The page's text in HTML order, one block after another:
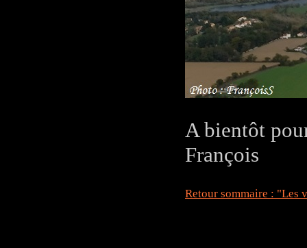
A bientôt
François
Retour sommaire : "Les